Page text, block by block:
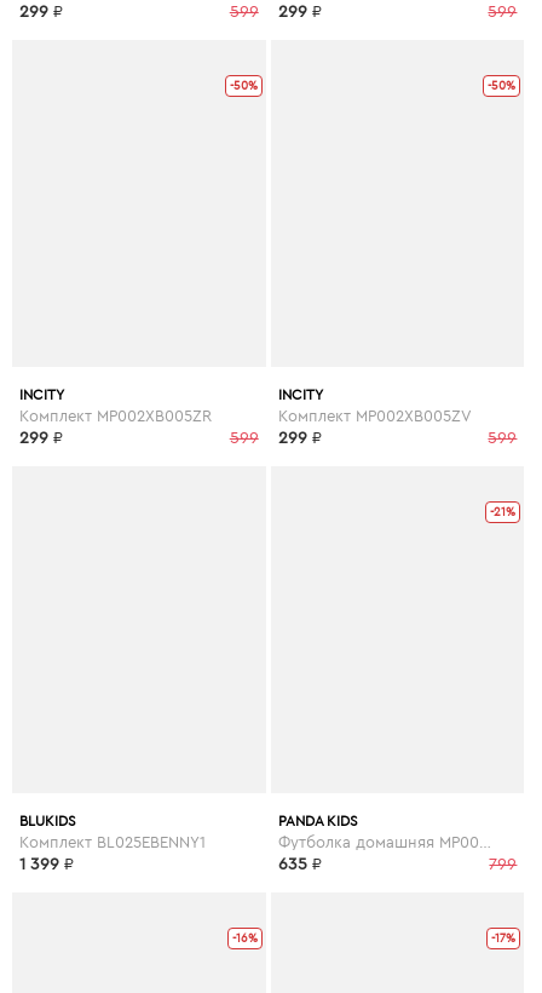
599
299 ₽ 599
299 ₽
-50%
INCITY
Комплект MP002XB005ZR
599
299 ₽
-50%
INCITY
Комплект MP002XB005ZV
599
299 ₽
BLUKIDS
Комплект BL025EBENNY1
1 399 ₽
-21%
PANDA KIDS
799
635 ₽
-16% -17%